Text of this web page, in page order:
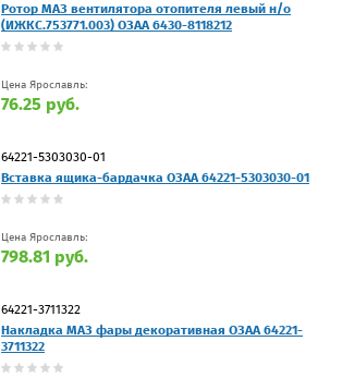
Ротор МАЗ вентилятора отопителя левый н/о
(ИЖКС.753771.003) ОЗАА 6430-8118212
Цена Ярославль:
76.25 руб.
64221-5303030-01
Вставка ящика-бардачка ОЗАА 64221-5303030-01
Цена Ярославль:
798.81 руб.
64221-3711322
Накладка МАЗ фары декоративная ОЗАА 64221-
3711322